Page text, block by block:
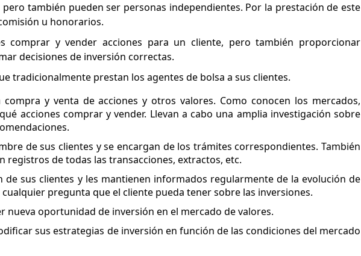
también pueden ser personas independientes. Por la prestación de este
u honorarios.
comprar y vender acciones para un cliente, pero también proporcionar
decisiones de inversión correctas.
tradicionalmente prestan los agentes de bolsa a sus clientes.
y venta de acciones y otros valores. Como conocen los mercados,
acciones comprar y vender. Llevan a cabo una amplia investigación sobre
de sus clientes y se encargan de los trámites correspondientes. También
registros de todas las transacciones, extractos, etc.
de sus clientes y les mantienen informados regularmente de la evolución de
pregunta que el cliente pueda tener sobre las inversiones.
nueva oportunidad de inversión en el mercado de valores.
sus estrategias de inversión en función de las condiciones del mercado